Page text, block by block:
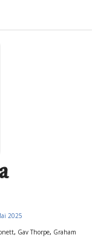
2025
, Gav Thorpe, Graham